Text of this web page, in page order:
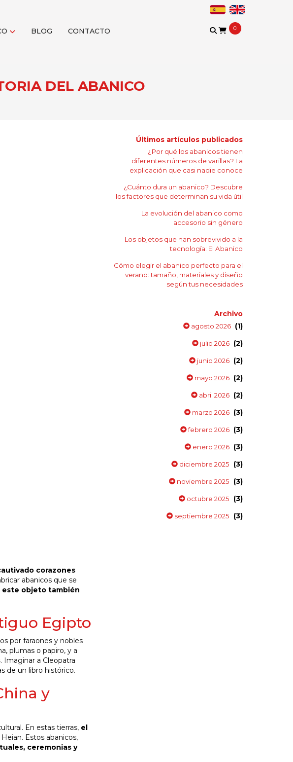
BLOG CONTACTO 0
DEL ABANICO
corazones
abanicos que se
este objeto también
Egipto
por faraones y nobles
plumas o papiro, y a
. Imaginar a Cleopatra
de un libro histórico.
y
En estas tierras, el
Estos abanicos,
ceremonias y
Últimos artículos publicados
¿Por qué los abanicos tienen
diferentes números de varillas? La
explicación que casi nadie conoce
¿Cuánto dura un abanico? Descubre
los factores que determinan su vida útil
La evolución del abanico como
accesorio sin género
Los objetos que han sobrevivido a la
tecnología: El Abanico
Cómo elegir el abanico perfecto para el
verano: tamaño, materiales y diseño
según tus necesidades
Archivo
agosto 2026 (1)
julio 2026 (2)
junio 2026 (2)
mayo 2026 (2)
abril 2026 (2)
marzo 2026 (3)
febrero 2026 (3)
enero 2026 (3)
diciembre 2025 (3)
noviembre 2025 (3)
octubre 2025 (3)
septiembre 2025 (3)